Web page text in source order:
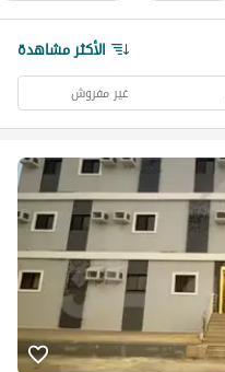
الأكثر مشاهدة
غير مفروش